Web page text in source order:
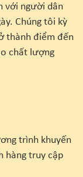
với người dân
Chúng tôi kỳ
thành điểm đến
chất lượng
trình khuyến
hàng truy cập